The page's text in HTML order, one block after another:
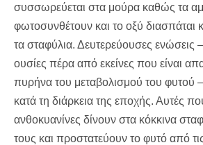
συσσωρεύεται στα μούρα καθώς τα
φωτοσυνθέτουν και το οξύ
τα σταφύλια. Δευτερεύουσες ενώσεις
ουσίες πέρα ​​από εκείνες που είναι
πυρήνα του μεταβολισμού του φυτού
κατά τη διάρκεια της εποχής. Αυτές
ανθοκυανίνες δίνουν στα κόκκινα
τους και προστατεύουν το φυτό από